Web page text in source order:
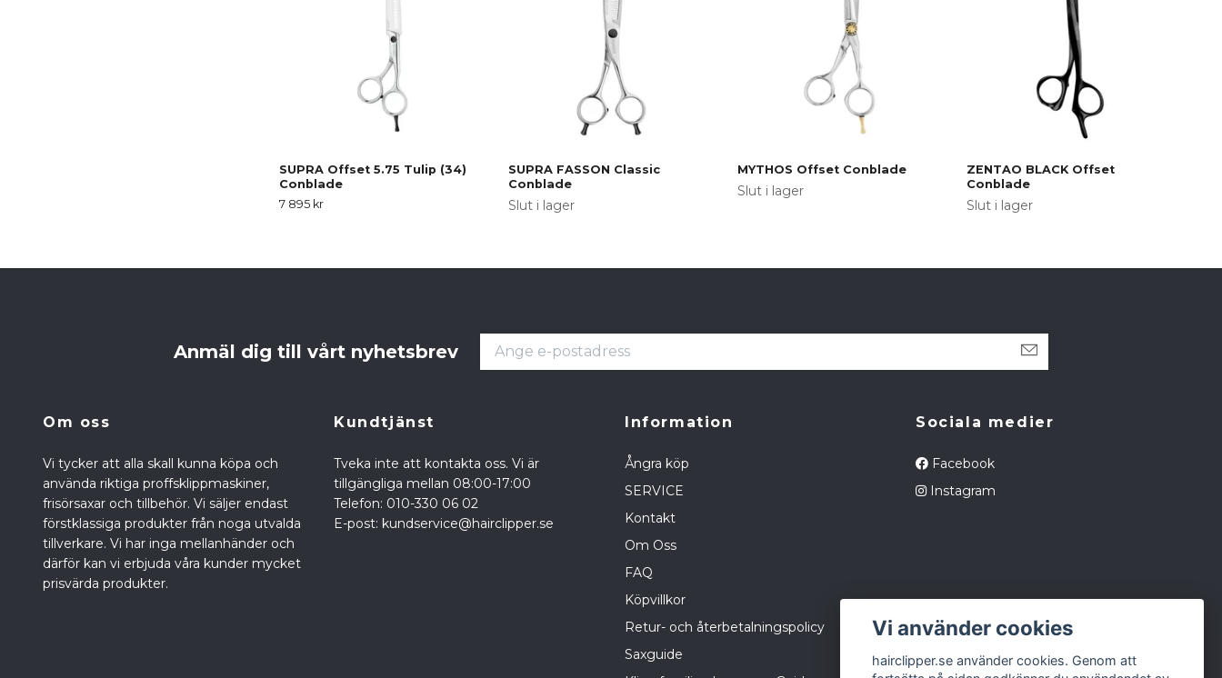
SUPRA Offset 5.75 Tulip (34)
Conblade
7 895 kr
SUPRA FASSON Classic
Conblade
Slut i lager
MYTHOS Offset Conblade
Slut i lager
ZENTAO BLACK Offset
Conblade
Slut i lager
Anmäl dig till vårt nyhetsbrev
Om oss
Vi tycker att alla skall kunna köpa och
använda riktiga proffsklippmaskiner,
frisörsaxar och tillbehör. Vi säljer endast
förstklassiga produkter från noga utvalda
tillverkare. Vi har inga mellanhänder och
därför kan vi erbjuda våra kunder mycket
prisvärda produkter.
Kundtjänst
Tveka inte att kontakta oss. Vi är
tillgängliga mellan 08:00-17:00
Telefon: 010-330 06 02
E-post: kundservice@hairclipper.se
Information
Ångra köp
SERVICE
Kontakt
Om Oss
FAQ
Köpvillkor
Retur- och återbetalningspolicy
Saxguide
Sociala medier
Facebook
Instagram
Vi använder cookies
hairclipper.se använder cookies. Genom att